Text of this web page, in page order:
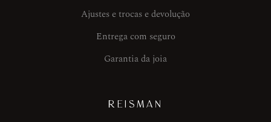
Ajustes e trocas e devolução
Entrega com seguro
Garantia da joia
REISMAN